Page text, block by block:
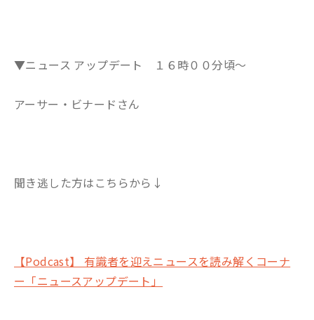
▼ニュース アップデート １６時００分頃～
アーサー・ビナードさん
聞き逃した方はこちらから↓
【Podcast】 有識者を迎えニュースを読み解くコーナ
ー「ニュースアップデート」